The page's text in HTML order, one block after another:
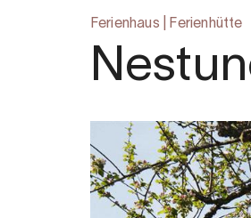
Ferienhaus Ferienhütte